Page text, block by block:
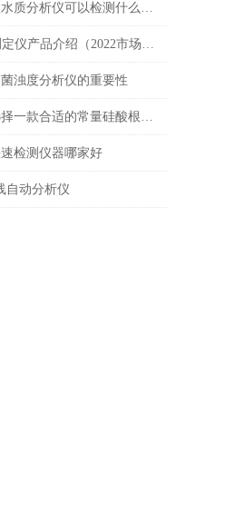
多参数水质分析仪可以检测什么（盘点2022好用的多参数水质分析仪）
COD测定仪产品介绍（2022市场上好用的COD测定仪）
浊度分析仪的重要性
如何选择一款合适的常量硅酸根分析仪
检测仪器哪家好
自动分析仪